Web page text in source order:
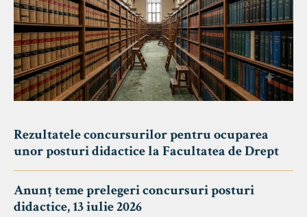
Rezultatele concursurilor pentru ocuparea
unor posturi didactice la Facultatea de Drept
Anunț teme prelegeri concursuri posturi
didactice, 13 iulie 2026